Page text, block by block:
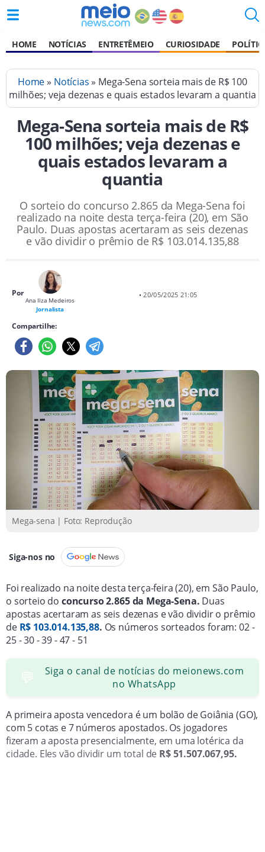
HOME NOTÍCIAS ENTRETÊMEIO CURIOSIDADE
Home» Notícias» Mega-Sena sorteia mais de R$ 100
milhões; veja dezenas e quais estados levaram a quantia
Mega-Sena sorteia mais de R$
100 milhões; veja dezenas e
quais estados levaram a
quantia
O sorteio do concurso 2.865 da Mega-Sena foi
realizado na noite desta terça-feira (20), em São
Paulo. Duas apostas acertaram as seis dezenas
e vão dividir o prêmio de R$ 103.014.135,88
Por
Ana Ilza Medeiros
Jornalista
• 20/05/2025 21:05
Compartilhe:
Mega-sena | Foto: Reprodução
Siga-nos no
Foi realizado na noite desta terça-feira (20), em São Paulo,
o sorteio do concurso 2.865 da Mega-Sena. Duas
apostas acertaram as seis dezenas e vão dividir o prêmio
de R$ 103.014.135,88. Os números sorteados foram: 02 -
25 - 30 - 39 - 47 - 51
💬
Siga o canal de notícias do meionews.com
no WhatsApp
A primeira aposta vencedora é um bolão de Goiânia (GO),
com 5 cotas e 7 números apostados. Os jogadores
fizeram a aposta presencialmente, em uma lotérica da
cidade. Eles vão dividir um total de R$ 51.507.067,95.